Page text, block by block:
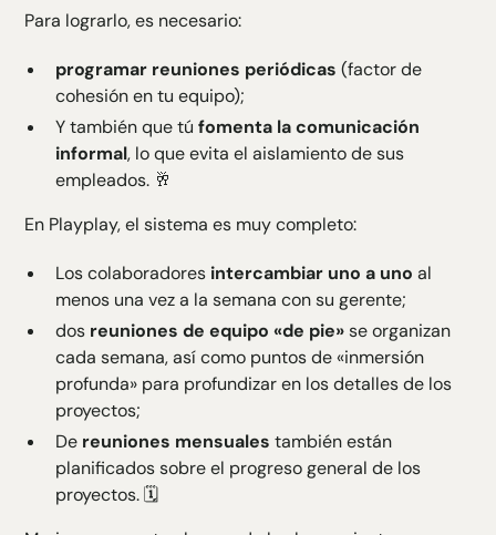
Para lograrlo, es necesario:
programar reuniones periódicas (factor de
cohesión en tu equipo);
Y también que túfomenta la comunicación
informal, lo que evita el aislamiento de sus
empleados. 🥂
En Playplay, el sistema es muy completo:
Los colaboradores intercambiar uno a uno al
menos una vez a la semana con su gerente;
dos reuniones de equipo «de pie»se organizan
cada semana, así como puntos de «inmersión
profunda» para profundizar en los detalles de los
proyectos;
De reuniones mensuales también están
planificados sobre el progreso general de los
proyectos. 🗓️